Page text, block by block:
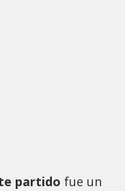
partido fue un